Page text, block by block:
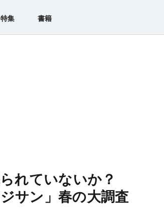
特集 書籍
れていないか？
サン」春の大調査